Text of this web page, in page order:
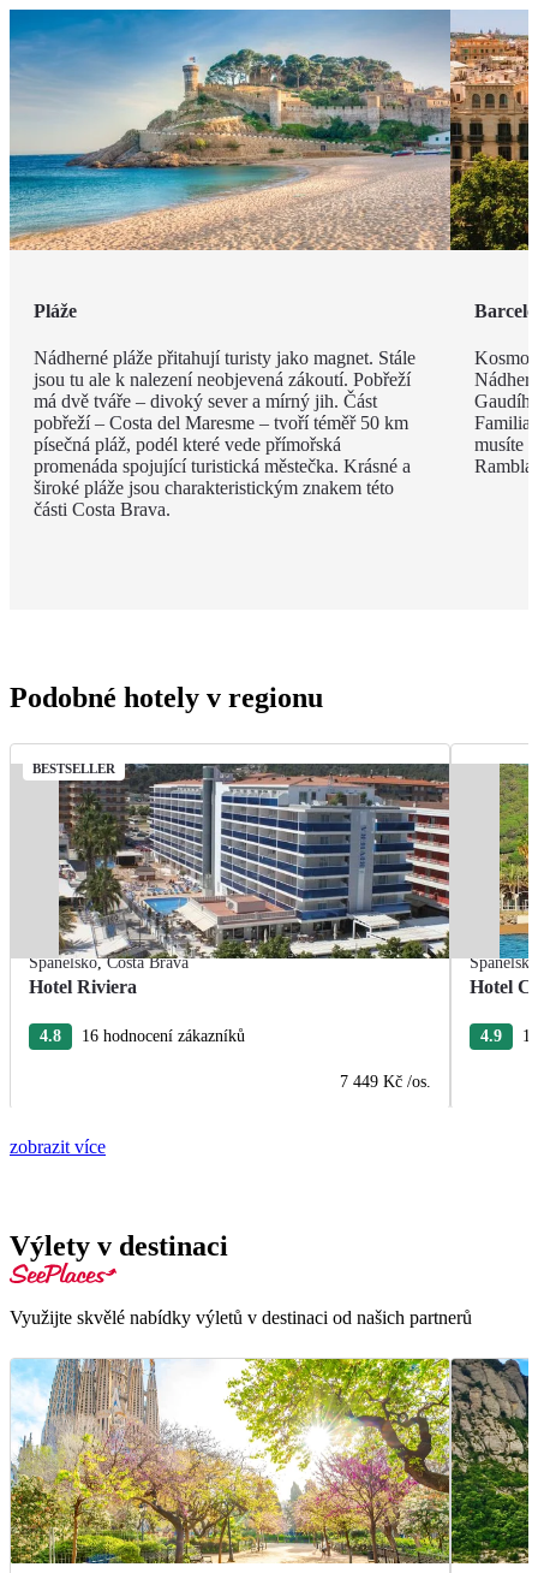
Pláže
Nádherné pláže přitahují turisty jako magnet. Stále
jsou tu ale k nalezení neobjevená zákoutí. Pobřeží
má dvě tváře – divoký sever a mírný jih. Část
pobřeží – Costa del Maresme – tvoří téměř 50 km
písečná pláž, podél které vede přímořská
promenáda spojující turistická městečka. Krásné a
široké pláže jsou charakteristickým znakem této
části Costa Brava.
Familia
musíte
Podobné hotely v regionu
BESTSELLER
Španělsko,Costa Brava
Hotel Riviera
4.8 16 hodnocení zákazníků
7 449 Kč /os.
Španělsko
Hotel
4.9
zobrazit více
Výlety v destinaci
Využijte skvělé nabídky výletů v destinaci od našich partnerů